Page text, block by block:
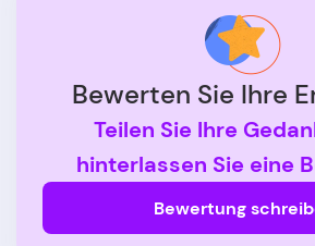
Bewerten Sie Ihre
Teilen Sie Ihre
hinterlassen Sie eine
Bewertung